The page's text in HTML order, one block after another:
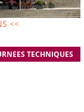
<<
TECHNIQUES